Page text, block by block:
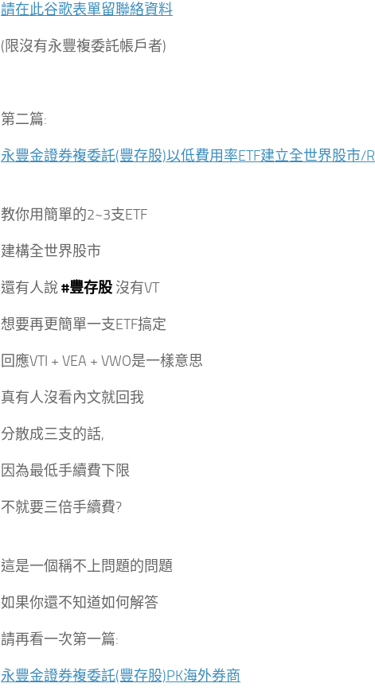
請在此谷歌表單留聯絡資料
(限沒有永豐複委託帳戶者)
第二篇:
永豐金證券複委託(豐存股)以低費用率ETF建立全世界股市/
教你用簡單的2~3支ETF
建構全世界股市
還有人說#豐存股 沒有VT
想要再更簡單一支ETF搞定
回應VTI + VEA + VWO是一樣意思
真有人沒看內文就回我
分散成三支的話,
因為最低手續費下限
不就要三倍手續費?
這是一個稱不上問題的問題
如果你還不知道如何解答
請再看一次第一篇:
永豐金證券複委託(豐存股)PK海外券商